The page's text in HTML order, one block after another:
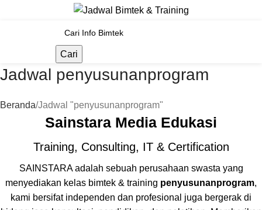
Cari
Jadwal penyusunanprogram
Beranda Jadwal "penyusunanprogram"
Sainstara Media Edukasi
Training, Consulting, IT & Certification
SAINSTARA adalah sebuah perusahaan swasta yang
menyediakan kelas bimtek & training penyusunanprogram,
kami bersifat independen dan profesional juga bergerak di